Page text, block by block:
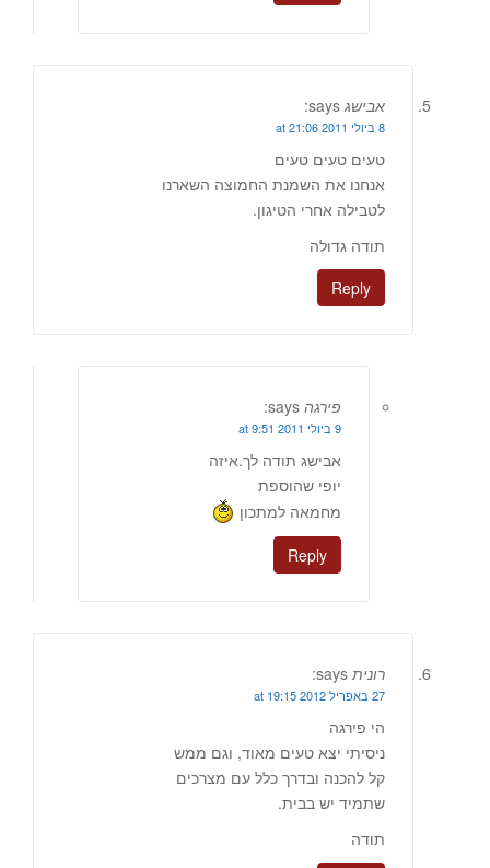
אבישג says:
8 ביולי 2011 at 21:06
טעים טעים טעים
אנחנו את השמנת החמוצה השארנו
לטבילה אחרי הטיגון.
תודה גדולה
Reply
פירגה says:
9 ביולי 2011 at 9:51
אבישג תודה לך.איזה
יופי שהוספת
מחמאה למתכון
Reply
רונית says:
27 באפריל 2012 at 19:15
הי פירגה
ניסיתי יצא טעים מאוד, וגם ממש
קל להכנה ובדרך כלל עם מצרכים
שתמיד יש בבית.
תודה